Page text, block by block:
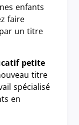
enfants
faire
un titre
petite
titre
spécialisé
en